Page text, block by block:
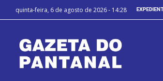
quinta-feira, 6 de agosto de 2026 - 14:28